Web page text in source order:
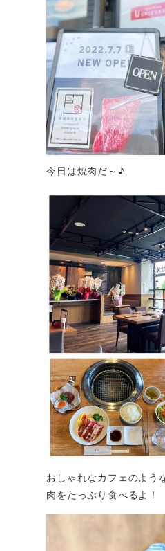
今日は焼肉だ～♪
おしゃれなカフェのよう
肉をたっぷり食べるよ！